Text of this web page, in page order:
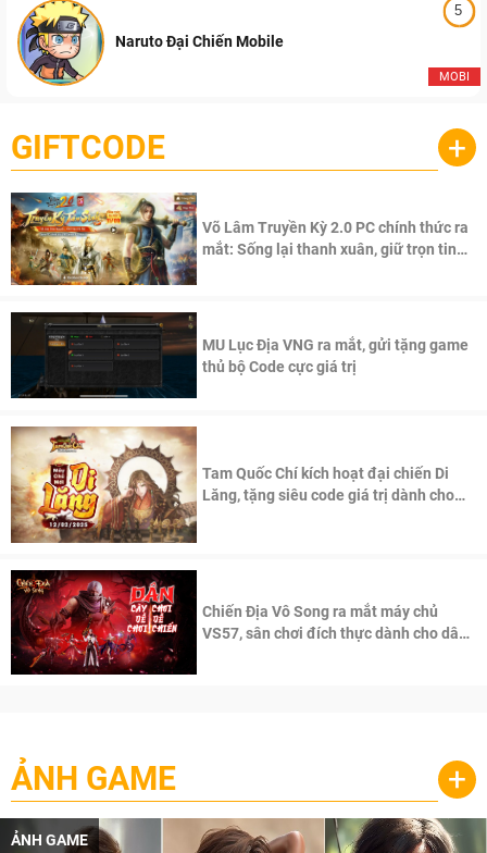
5
MOBI
Naruto Đại Chiến Mobile
GIFTCODE +
Võ Lâm Truyền Kỳ 2.0 PC chính thức ra
mắt: Sống lại thanh xuân, giữ trọn tinh
MU Lục Địa VNG ra mắt, gửi tặng game
thủ bộ Code cực giá trị
Tam Quốc Chí kích hoạt đại chiến Di
Lăng, tặng siêu code giá trị dành cho
Chiến Địa Vô Song ra mắt máy chủ
VS57, sân chơi đích thực dành cho dân
ẢNH GAME +
ẢNH GAME